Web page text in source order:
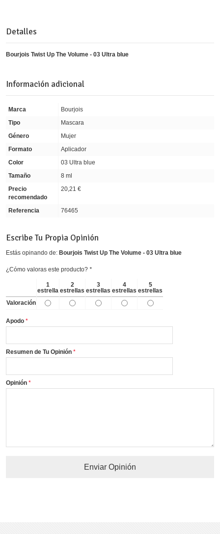
Detalles
Bourjois Twist Up The Volume - 03 Ultra blue
Información adicional
Marca
Bourjois
Tipo
Mascara
Género
Mujer
Formato
Aplicador
Color
03 Ultra blue
Tamaño
8 ml
Precio
recomendado
20,21 €
Referencia 76465
Escribe Tu Propia Opinión
Estás opinando de: Bourjois Twist Up The Volume - 03 Ultra blue
¿Cómo valoras este producto? *
1
estrella
2
estrellas
3
estrellas
4
estrellas
5
estrellas
Valoración
Apodo
Resumen de Tu Opinión
Opinión
Enviar Opinión